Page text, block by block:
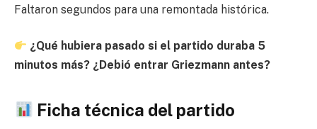
Faltaron segundos para una remontada histórica.
¿Qué hubiera pasado si el partido duraba 5
minutos más? ¿Debió entrar Griezmann antes?
Ficha técnica del partido